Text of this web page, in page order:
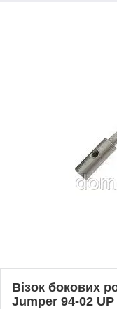
Візок бокових
Jumper 94-02 UP